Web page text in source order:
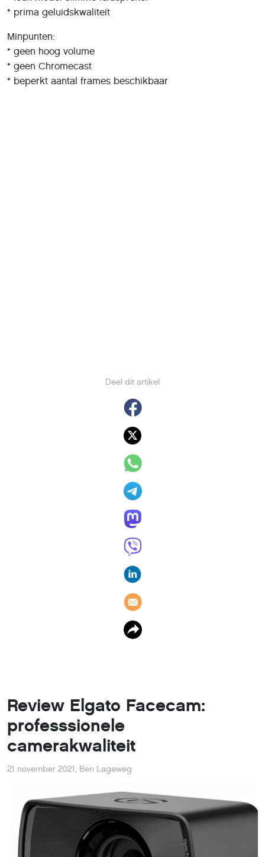
Deel dit artikel
* prima geluidskwaliteit
Minpunten:
* geen hoog volume
* geen Chromecast
* beperkt aantal frames beschikbaar
Review Elgato Facecam:
professsionele
camerakwaliteit
21 november 2021, Ben Lageweg